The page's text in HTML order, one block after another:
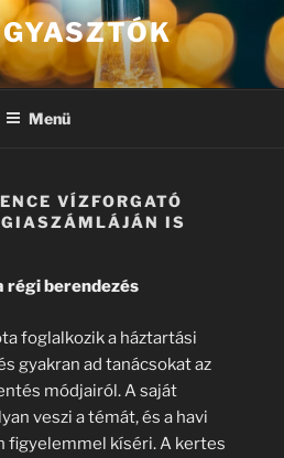
Menü
VÍZFORGATÓ
IS
régi berendezés
foglalkozik a háztartási
gyakran ad tanácsokat az
módjairól. A saját
veszi a témát, és a havi
figyelemmel kíséri. A kertes